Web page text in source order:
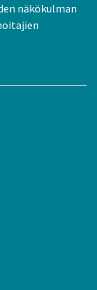
näkökulman